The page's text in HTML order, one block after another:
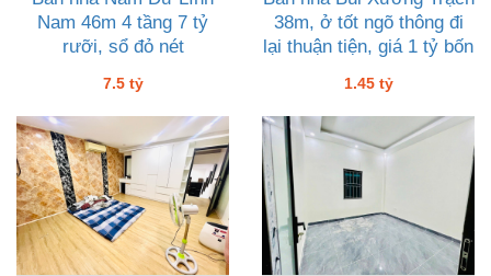
Nam 46m 4 tầng 7 tỷ
rưỡi, sổ đỏ nét
7.5 tỷ
38m, ở tốt ngõ thông đi
lại thuận tiện, giá 1 tỷ bốn
1.45 tỷ